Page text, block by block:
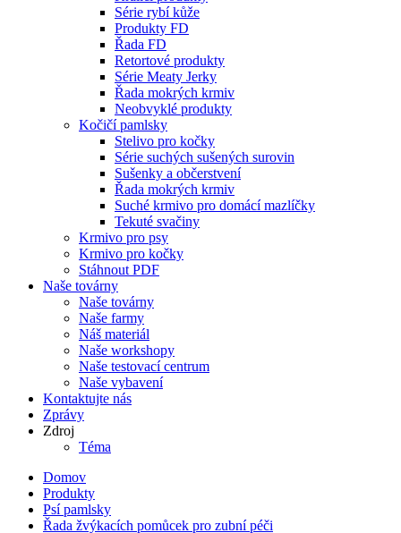
Série rybí kůže
Produkty FD
Řada FD
Retortové produkty
Série Meaty Jerky
Řada mokrých krmiv
Neobvyklé produkty
Kočičí pamlsky
Stelivo pro kočky
Série suchých sušených surovin
Sušenky a občerstvení
Řada mokrých krmiv
Suché krmivo pro domácí mazlíčky
Tekuté svačiny
Krmivo pro psy
Krmivo pro kočky
Stáhnout PDF
Naše továrny
Naše továrny
Naše farmy
Náš materiál
Naše workshopy
Naše testovací centrum
Naše vybavení
Kontaktujte nás
Zprávy
Zdroj
Téma
Domov
Produkty
Psí pamlsky
Řada žvýkacích pomůcek pro zubní péči